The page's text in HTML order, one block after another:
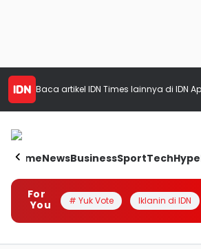
Baca artikel IDN Times lainnya di IDN
HomeNewsBusinessSportTechHype
For
You
# Yuk Vote Iklanin di IDN